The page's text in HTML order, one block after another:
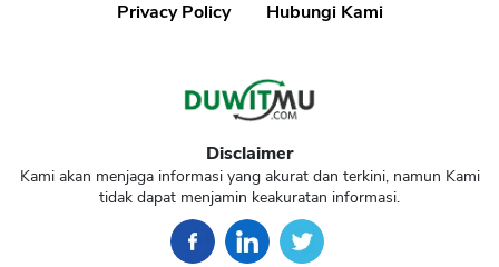
Privacy Policy
Hubungi Kami
Disclaimer
Kami akan menjaga informasi yang akurat dan terkini, namun Kami
tidak dapat menjamin keakuratan informasi.